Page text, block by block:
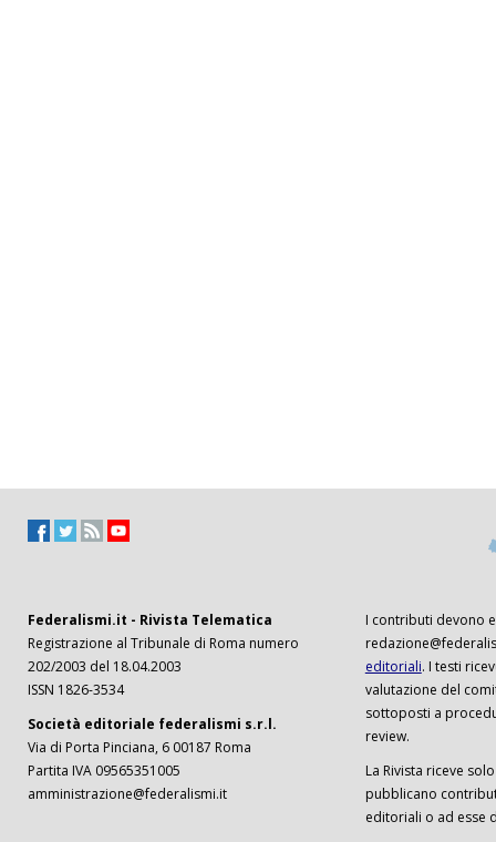
Federalismi.it - Rivista Telematica
Registrazione al Tribunale di Roma numero
202/2003 del 18.04.2003
ISSN 1826-3534
Società editoriale federalismi s.r.l.
Via di Porta Pinciana, 6 00187 Roma
Partita IVA 09565351005
amministrazione@federalismi.it
I contributi devono
editoriali. I testi
valutazione del
sottoposti a
review.
La Rivista riceve
pubblicano
editoriali o ad esse